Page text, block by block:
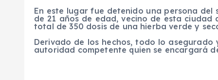
En este lugar fue detenido una persona del
de 21 años de edad, vecino de esta ciudad
total de 350 dosis de una hierba verde y
Derivado de los hechos, todo lo
autoridad competente quien se encargará